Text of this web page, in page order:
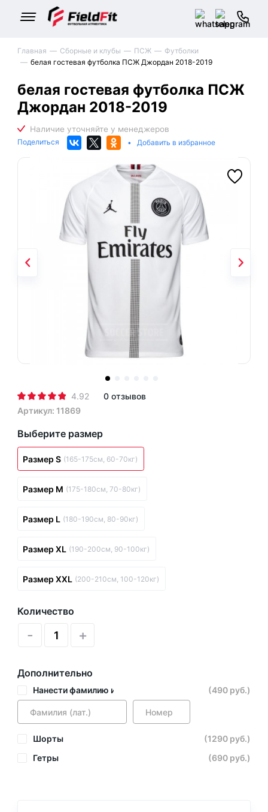
Главная Сборные и клубы ПСЖ
Футболки
белая гостевая футболка ПСЖ Джордан 2018-2019
белая гостевая футболка ПСЖ
Джордан 2018-2019
Поделиться • Добавить в избранное
4.92
0 отзывов
Артикул: 11869
Выберите размер
Размер S (165-175см, 60-70кг)
Размер M (175-180см, 70-80кг)
Размер L (180-190см, 80-90кг)
Размер XL (190-200см, 90-100кг)
Размер XXL (200-210см, 100-120кг)
Количество
- +
Дополнительно
Нанести фамилию и номер (490 руб.)
Шорты
(1290 руб.)
Гетры
(690 руб.)